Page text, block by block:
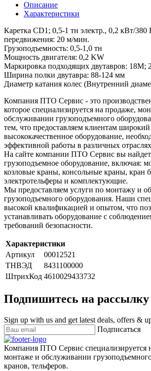
Описание
Характеристики
Каретка CD1; 0,5-1 тн электр., 0,2 кВт/380
передвижения: 20 м/мин.
Грузоподъемность: 0,5-1,0 тн
Мощность двигателя: 0,2 KW
Маркировка подходящих двутавров: 18М;
Ширина полки двутавра: 88-124 мм
Диаметр катания колес (Внутренний
Компания ПТО Сервис - это
которое специализируется на продаже,
обслуживании грузоподъемного
тем, что предоставляем клиентам широкий
высококачественное оборудование,
эффективной работы в различных
На сайте компании ПТО Сервис вы
грузоподъемное оборудование, включая:
козловые краны, консольные краны, кран
электротельферы и комплектующие.
Мы предоставляем услуги по монтажу и
грузоподъемного оборудования. Наши
высокой квалификацией и опытом, что
устанавливать оборудование с
требований безопасности.
Характеристики
Артикул
00012521
ТНВЭД
8431100000
ШтрихКод 4610029433732
Подпишитесь на рассылку
Sign up with us and get latest deals, offers &
Подписаться
Компания ПТО Сервис специализируется
монтаже и обслуживании
кранов, тельферов.